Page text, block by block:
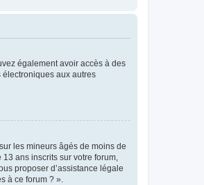
également avoir accès à des
électroniques aux autres
les mineurs âgés de moins de
ans inscrits sur votre forum,
proposer d’assistance légale
à ce forum ? ».